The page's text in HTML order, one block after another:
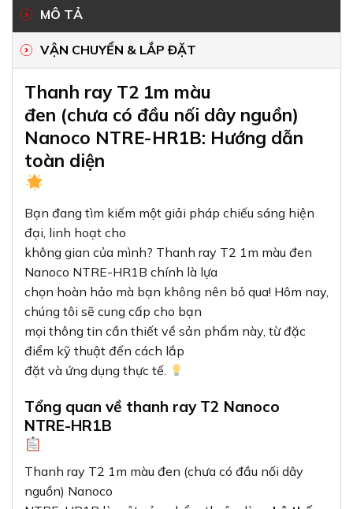
MÔ TẢ
VẬN CHUYỂN & LẮP ĐẶT
Thanh ray T2 1m màu
đen (chưa có đầu nối dây nguồn)
Nanoco NTRE-HR1B: Hướng dẫn
toàn diện
Bạn đang tìm kiếm một giải pháp chiếu sáng hiện
đại, linh hoạt cho
không gian của mình? Thanh ray T2 1m màu đen
Nanoco NTRE-HR1B chính là lựa
chọn hoàn hảo mà bạn không nên bỏ qua! Hôm nay,
chúng tôi sẽ cung cấp cho bạn
mọi thông tin cần thiết về sản phẩm này, từ đặc
điểm kỹ thuật đến cách lắp
đặt và ứng dụng thực tế.
Tổng quan về thanh ray T2 Nanoco
NTRE-HR1B
Thanh ray T2 1m màu đen (chưa có đầu nối dây
nguồn) Nanoco